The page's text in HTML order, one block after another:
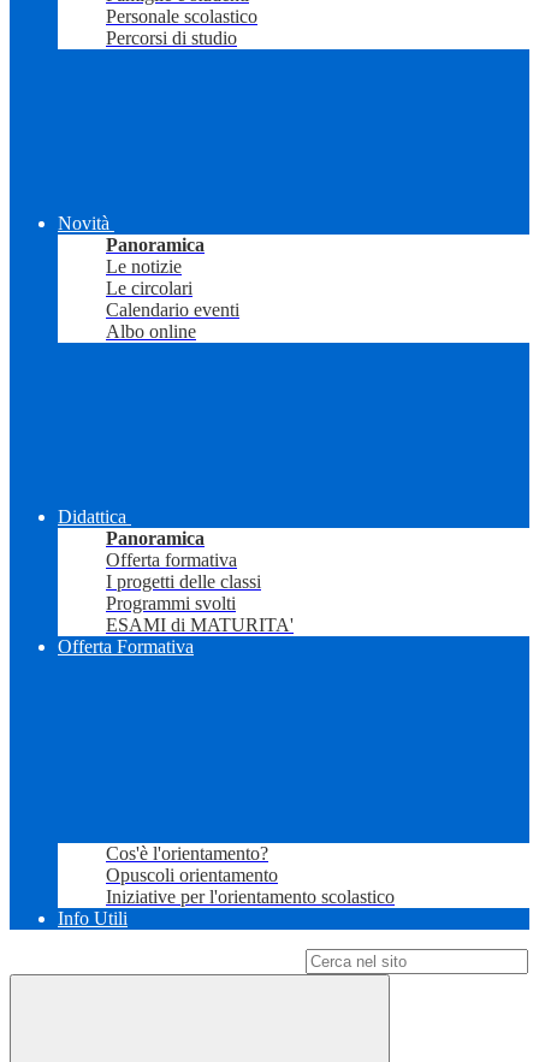
Personale scolastico
Percorsi di studio
Novità
Panoramica
Le notizie
Le circolari
Calendario eventi
Albo online
Didattica
Panoramica
Offerta formativa
I progetti delle classi
Programmi svolti
ESAMI di MATURITA'
Offerta Formativa
Cos'è l'orientamento?
Opuscoli orientamento
Iniziative per l'orientamento scolastico
Info Utili